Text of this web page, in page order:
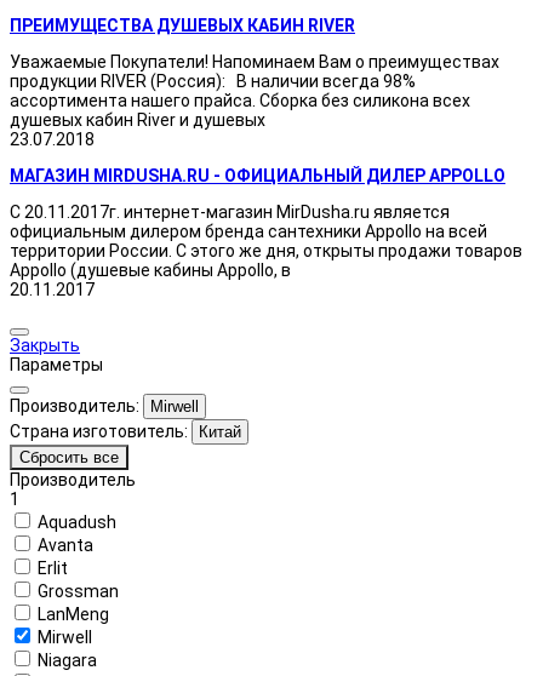
ПРЕИМУЩЕСТВА ДУШЕВЫХ КАБИН RIVER
Уважаемые Покупатели! Напоминаем Вам о преимуществах
продукции RIVER (Россия): В наличии всегда 98%
ассортимента нашего прайса. Сборка без силикона всех
душевых кабин River и душевых
23.07.2018
МАГАЗИН MIRDUSHA.RU - ОФИЦИАЛЬНЫЙ ДИЛЕР APPOLLO
С 20.11.2017г. интернет-магазин MirDusha.ru является
официальным дилером бренда сантехники Appollo на всей
территории России. С этого же дня, открыты продажи товаров
Appollo (душевые кабины Appollo, в
20.11.2017
Закрыть
Параметры
Производитель: Mirwell
Страна изготовитель:
Китай
Сбросить все
Производитель
1
Aquadush
Avanta
Erlit
Grossman
LanMeng
Mirwell
Niagara